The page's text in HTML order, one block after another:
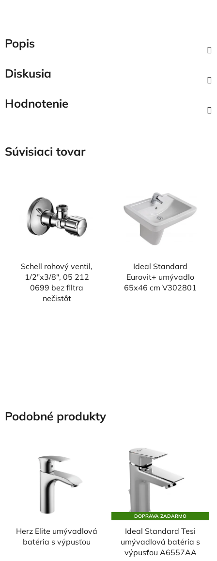
Popis
Diskusia
Hodnotenie
Súvisiaci tovar
Schell rohový ventil,
1/2"x3/8", 05 212
0699 bez filtra
nečistôt
Ideal Standard
Eurovit+ umývadlo
65x46 cm V302801
Podobné produkty
Herz Elite umývadlová
batéria s výpusťou
DOPRAVA ZADARMO
Ideal Standard Tesi
umývadlová batéria s
výpusťou A6557AA